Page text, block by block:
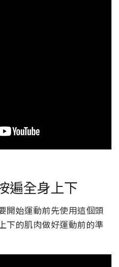
遍全身上下
開始運動前先使用這個頭
下的肌肉做好運動前的準